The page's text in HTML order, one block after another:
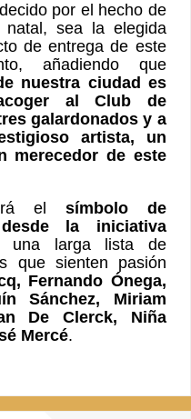
por el hecho de
natal, sea la elegida
de entrega de este
añadiendo que
nuestra ciudad es
al Club de
galardonados y a
artista, un
merecedor de este
elsímbolo de
la iniciativa
larga lista de
que sienten pasión
Fernando Ónega,
Sánchez, Miriam
De Clerck, Niña
Mercé.